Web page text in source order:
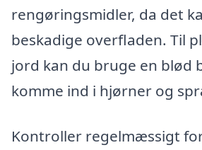
rengøringsmidler, da det
beskadige overfladen. Til
jord kan du bruge en blød
komme ind i hjørner og
Kontroller regelmæssigt